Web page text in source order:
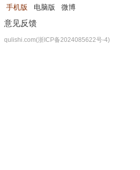
手机版 电脑版 微博
意见反馈
qulishi.com(浙ICP备2024085622号-4)